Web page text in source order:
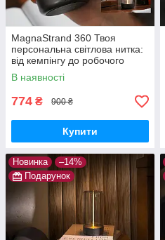
MagnaStrand 360 Твоя
персональна світлова нитка:
від кемпінгу до робочого
столу
В наявності
774 ₴ 900 ₴
Купити
Новинка
–14%
Подарунок